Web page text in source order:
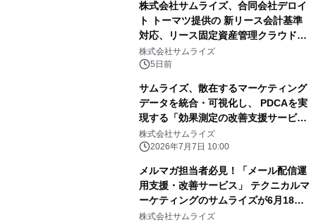
株式会社サムライズ、合同会社デロイ
ト トーマツ提供の 新リース会計基準
対応、リース固定資産管理クラウドシ
ステム 「Universal Business Cloud
固定資産」を販売開始
株式会社サムライズ
5日前
サムライズ、散在するマーケティング
データを統合・可視化し、 PDCAを実
現する「効果測定の改善支援サービ
ス」を提供開始
株式会社サムライズ
2026年7月7日 10:00
メルマガ担当者必見！「メール配信運
用支援・改善サービス」 テクニカルマ
ーケティングのサムライズが6月18日
より提供開始
株式会社サムライズ